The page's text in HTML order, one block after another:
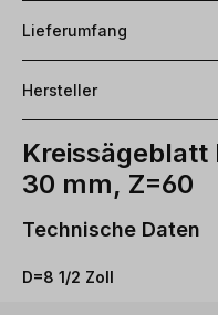
Lieferumfang
Hersteller
Kreissägeblatt
30 mm, Z=60
Technische Daten
D=8 1/2 Zoll